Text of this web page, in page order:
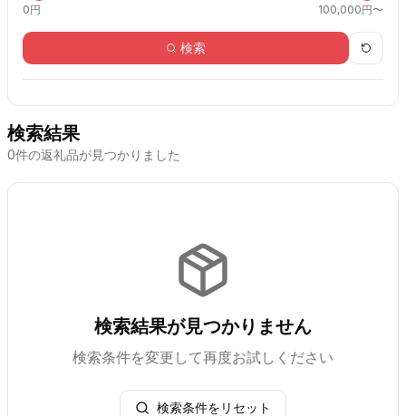
0円 100,000円〜
検索
検索結果
0件の返礼品が見つかりました
検索結果が見つかりません
検索条件を変更して再度お試しください
検索条件をリセット